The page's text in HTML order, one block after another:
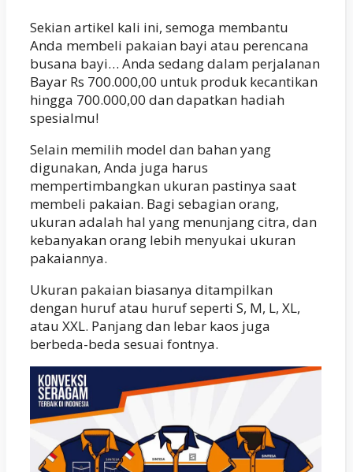
Sekian artikel kali ini, semoga membantu
Anda membeli pakaian bayi atau perencana
busana bayi… Anda sedang dalam perjalanan
Bayar Rs 700.000,00 untuk produk kecantikan
hingga 700.000,00 dan dapatkan hadiah
spesialmu!
Selain memilih model dan bahan yang
digunakan, Anda juga harus
mempertimbangkan ukuran pastinya saat
membeli pakaian. Bagi sebagian orang,
ukuran adalah hal yang menunjang citra, dan
kebanyakan orang lebih menyukai ukuran
pakaiannya.
Ukuran pakaian biasanya ditampilkan
dengan huruf atau huruf seperti S, M, L, XL,
atau XXL. Panjang dan lebar kaos juga
berbeda-beda sesuai fontnya.